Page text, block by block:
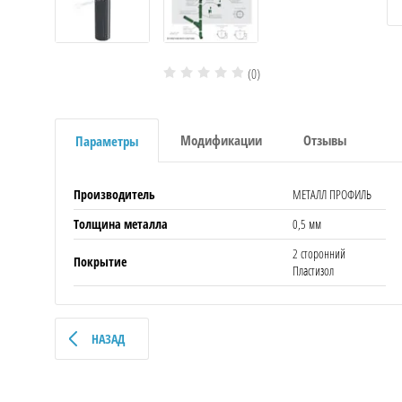
(0)
Параметры Модификации Отзывы
Производитель
МЕТАЛЛ ПРОФИЛЬ
Толщина металла
0,5 мм
Покрытие
2 сторонний
Пластизол
НАЗАД